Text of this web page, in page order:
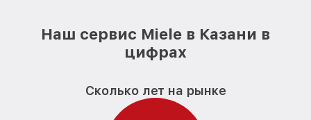
Наш сервис Miele в Казани в
цифрах
Сколько лет на рынке